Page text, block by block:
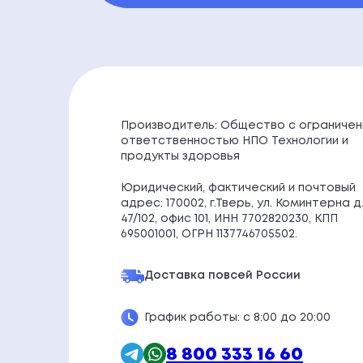
Производитель: Общество с
ответственностью НПО Технологии и
продукты здоровья
Юридический, фактический и почтовый
адрес: 170002, г.Тверь, ул. Коминтерна д.
47/102, офис 101, ИНН 7702820230, КПП
695001001, ОГРН 1137746705502.
Доставка повсей России
График работы: с 8:00 до 20:00
8 800 333 16 60